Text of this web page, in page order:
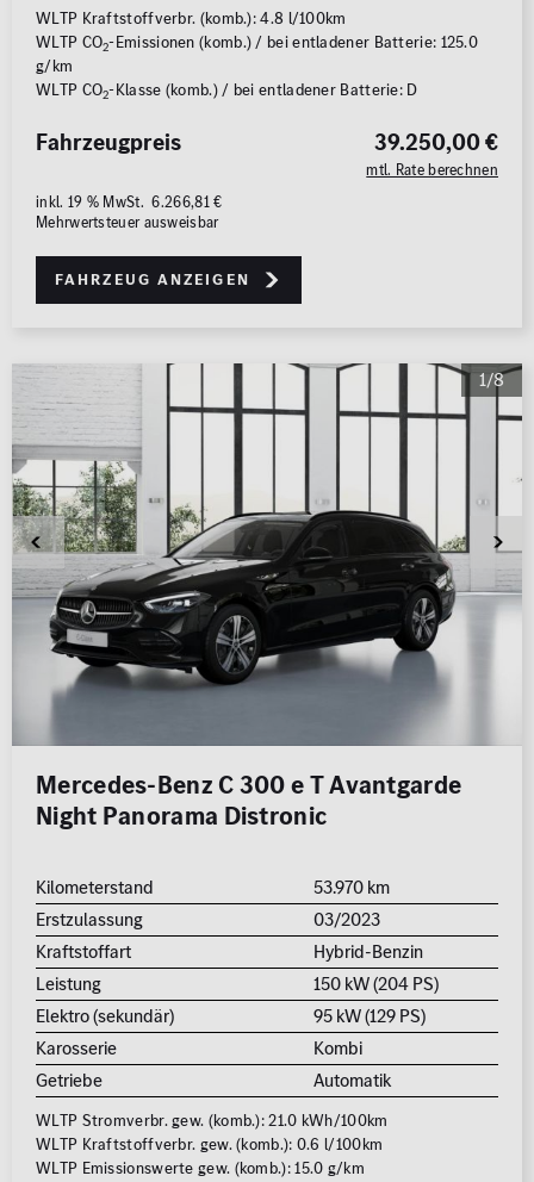
WLTP Kraftstoffverbr. (komb.): 4.8 l/100km
WLTP CO2-Emissionen (komb.) / bei entladener Batterie: 125.0
g/km
WLTP CO2-Klasse (komb.) / bei entladener Batterie: D
39.250,00 €
mtl. Rate berechnen
Fahrzeugpreis
inkl. 19 % MwSt. 6.266,81 €
Mehrwertsteuer ausweisbar
Fahrzeug anzeigen
1/8
Mercedes-Benz C 300 e T Avantgarde
Night Panorama Distronic
Kilometerstand
53.970 km
Erstzulassung
03/2023
Kraftstoffart
Hybrid-Benzin
Leistung
150 kW (204 PS)
Elektro (sekundär)
95 kW (129 PS)
Karosserie
Kombi
Getriebe
Automatik
WLTP Stromverbr. gew. (komb.): 21.0 kWh/100km
WLTP Kraftstoffverbr. gew. (komb.): 0.6 l/100km
WLTP Emissionswerte gew. (komb.): 15.0 g/km